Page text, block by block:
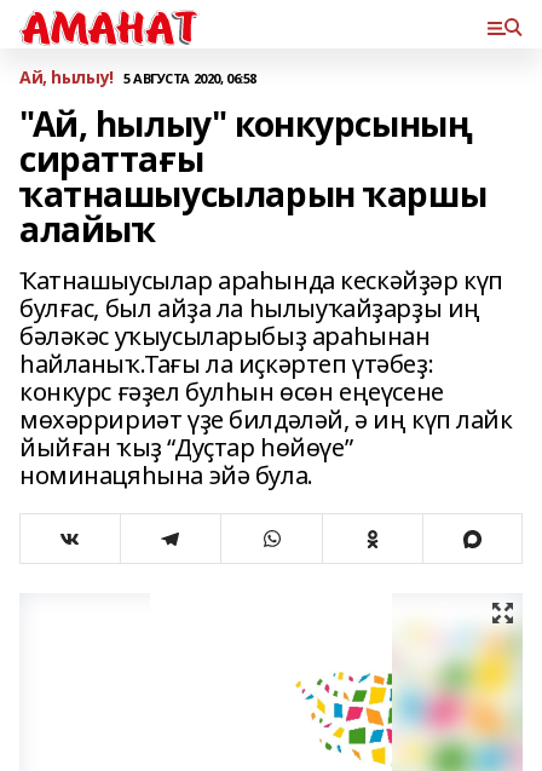
Ай, һылыу! 5 АВГУСТА 2020, 06:58
"Ай, һылыу" конкурсының
сираттағы
ҡатнашыусыларын ҡаршы
алайыҡ
Ҡатнашыусылар араһында кескәйҙәр күп
булғас, был айҙа ла һылыуҡайҙарҙы иң
бәләкәс уҡыусыларыбыҙ араһынан
һайланыҡ.Тағы ла иҫкәртеп үтәбеҙ:
конкурс ғәҙел булһын өсөн еңеүсене
мөхәрририәт үҙе билдәләй, ә иң күп лайк
йыйған ҡыҙ “Дуҫтар һөйөүе”
номинацяһына эйә була.